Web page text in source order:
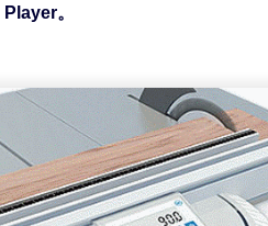
。